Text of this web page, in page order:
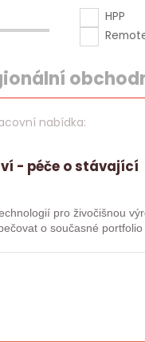
HPP
nabídka:
- péče o stávající
pro živočišnou výrobu –
o současné